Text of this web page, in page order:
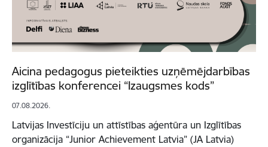
Aicina pedagogus pieteikties uzņēmējdarbības
izglītības konferencei “Izaugsmes kods”
07.08.2026.
Latvijas Investīciju un attīstības aģentūra un Izglītības
organizācija “Junior Achievement Latvia” (JA Latvia)